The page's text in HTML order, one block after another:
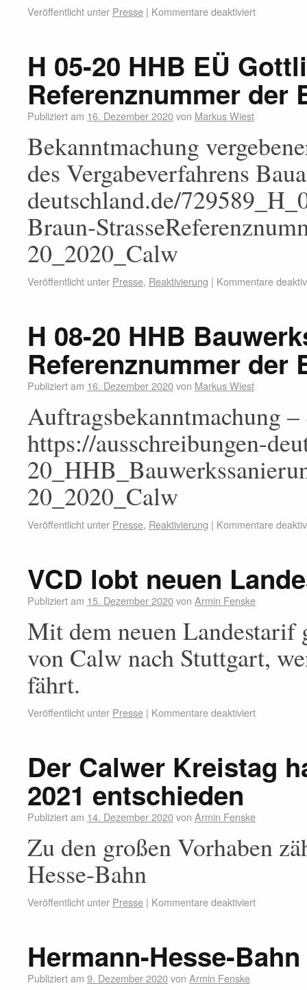
Veröffentlicht unter Presse | Kommentare deaktiviert
H 05-20 HHB EÜ
Referenznummer der
Publiziert am 16. Dezember 2020von Markus Wiest
Bekanntmachung
des Vergabeverfahrens
deutschland.de/
Braun-
20_2020_Calw
Veröffentlicht unter Presse, Reaktivierung | Kommentare
H 08-20 HHB
Referenznummer der
Publiziert am 16. Dezember 2020von Markus Wiest
Auftragsbekanntmachung
https://ausschreibungen-
20_2020_Calw
Veröffentlicht unter Presse, Reaktivierung | Kommentare
VCD lobt neuen
Publiziert am 15. Dezember 2020von Armin Fenske
Mit dem neuen Landestarif
von Calw nach Stuttgart,
fährt.
Veröffentlicht unter Presse | Kommentare deaktiviert
Der Calwer Kreistag
2021 entschieden
Publiziert am 14. Dezember 2020von Armin Fenske
Zu den großen Vorhaben
Hesse-Bahn
Veröffentlicht unter Presse | Kommentare deaktiviert
Hermann-Hesse-
Publiziert am 9. Dezember 2020von Armin Fenske